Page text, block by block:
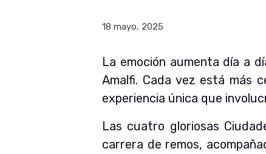
18 mayo, 2025
La emoción aumenta día a
Amalfi. Cada vez está más
experiencia única que
Las cuatro gloriosas
carrera de remos,